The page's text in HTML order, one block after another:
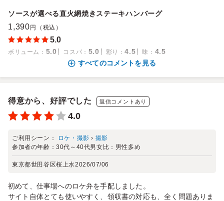
ソースが選べる直火網焼きステーキハンバーグ
1,390 円（税込）
5.0
ボリューム ： 5.0 コスパ ： 5.0 彩り ：4.5 味 ： 4.5
すべてのコメントを見る
得意から、好評でした 返信コメントあり
4.0
ご利用シーン： ロケ・撮影 › 撮影
参加者の年齢：30代～40代男女比： 男性多め
東京都世田谷区桜上水2026/07/06
初めて、仕事場へのロケ弁を手配しました。
サイト自体とても使いやすく、領収書の対応も、全く問題ありま